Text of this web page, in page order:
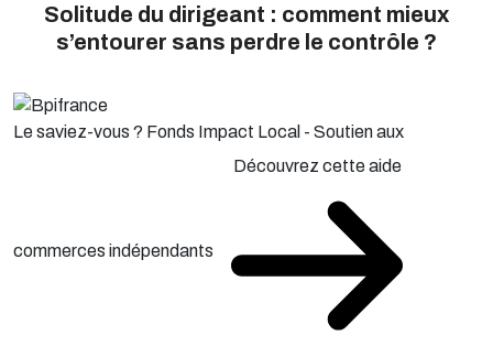
Solitude du dirigeant : comment mieux
s’entourer sans perdre le contrôle ?
Le saviez-vous ? Fonds Impact Local - Soutien aux
commerces indépendants
Découvrez cette aide